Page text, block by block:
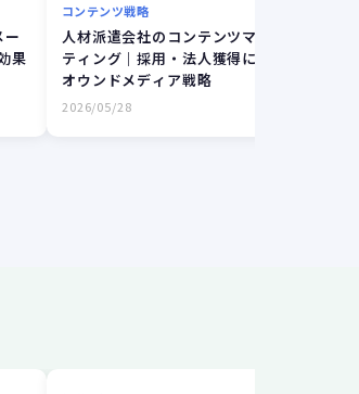
ー
果
コンテンツ戦略
人材派遣会社のコンテンツマーケ
ティング｜採用・法人獲得に効く
オウンドメディア戦略
2026/05/28